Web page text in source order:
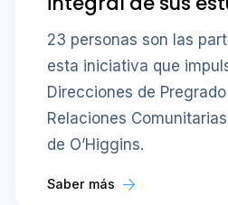
23 personas son las
esta iniciativa que
Direcciones de
Relaciones
de O’Higgins.
Saber más